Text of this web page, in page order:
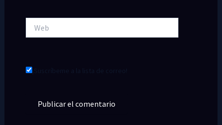
¡Suscríbeme a la lista de correo!